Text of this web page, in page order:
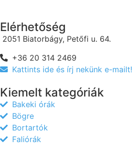
Elérhetőség
2051 Biatorbágy, Petőfi u. 64.
+36 20 314 2469
Kattints ide és írj nekünk e-mailt!
Kiemelt kategóriák
Bakeki órák
Bögre
Bortartók
Faliórák